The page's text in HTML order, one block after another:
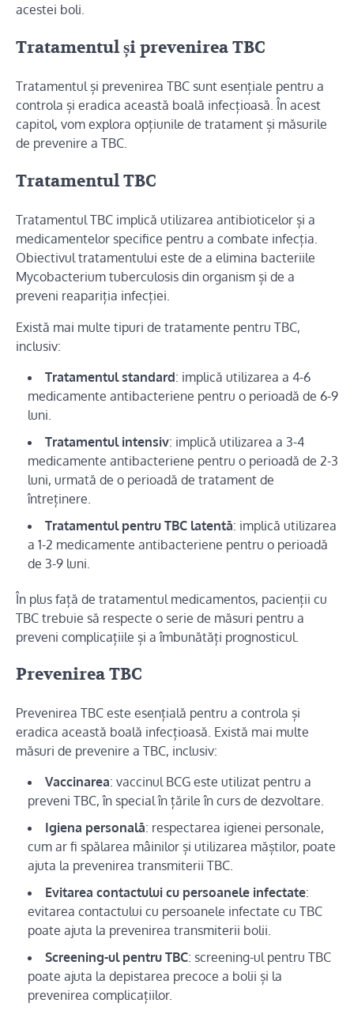
acestei boli.
Tratamentul și prevenirea TBC
Tratamentul și prevenirea TBC sunt esențiale pentru a
controla și eradica această boală infecțioasă. În acest
capitol, vom explora opțiunile de tratament și măsurile
de prevenire a TBC.
Tratamentul TBC
Tratamentul TBC implică utilizarea antibioticelor și a
medicamentelor specifice pentru a combate infecția.
Obiectivul tratamentului este de a elimina bacteriile
Mycobacterium tuberculosis din organism și de a
preveni reapariția infecției.
Există mai multe tipuri de tratamente pentru TBC,
inclusiv:
Tratamentul standard: implică utilizarea a 4-6
medicamente antibacteriene pentru o perioadă de 6-9
luni.
Tratamentul intensiv: implică utilizarea a 3-4
medicamente antibacteriene pentru o perioadă de 2-3
luni, urmată de o perioadă de tratament de
întreținere.
Tratamentul pentru TBC latentă: implică utilizarea
a 1-2 medicamente antibacteriene pentru o perioadă
de 3-9 luni.
În plus față de tratamentul medicamentos, pacienții cu
TBC trebuie să respecte o serie de măsuri pentru a
preveni complicațiile și a îmbunătăți prognosticul.
Prevenirea TBC
Prevenirea TBC este esențială pentru a controla și
eradica această boală infecțioasă. Există mai multe
măsuri de prevenire a TBC, inclusiv:
Vaccinarea: vaccinul BCG este utilizat pentru a
preveni TBC, în special în țările în curs de dezvoltare.
Igiena personală: respectarea igienei personale,
cum ar fi spălarea mâinilor și utilizarea măștilor, poate
ajuta la prevenirea transmiterii TBC.
Evitarea contactului cu persoanele infectate:
evitarea contactului cu persoanele infectate cu TBC
poate ajuta la prevenirea transmiterii bolii.
Screening-ul pentru TBC: screening-ul pentru TBC
poate ajuta la depistarea precoce a bolii și la
prevenirea complicațiilor.